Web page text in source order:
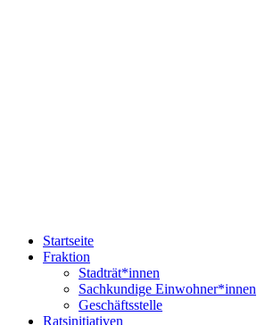
Startseite
Fraktion
Stadträt*innen
Sachkundige Einwohner*innen
Geschäftsstelle
Ratsinitiativen